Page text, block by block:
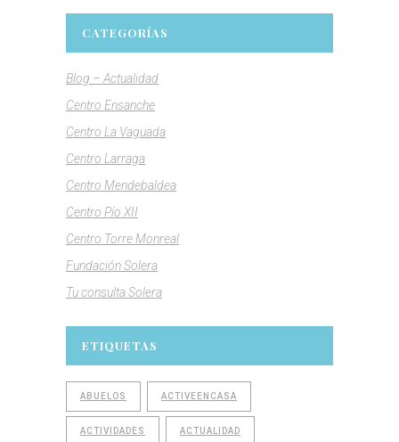
CATEGORÍAS
Blog – Actualidad
Centro Ensanche
Centro La Vaguada
Centro Larraga
Centro Mendebaldea
Centro Pío XII
Centro Torre Monreal
Fundación Solera
Tu consulta Solera
ETIQUETAS
ABUELOS ACTIVEENCASA
ACTIVIDADES ACTUALIDAD